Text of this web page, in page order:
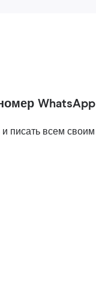
WhatsApp
писать всем своим